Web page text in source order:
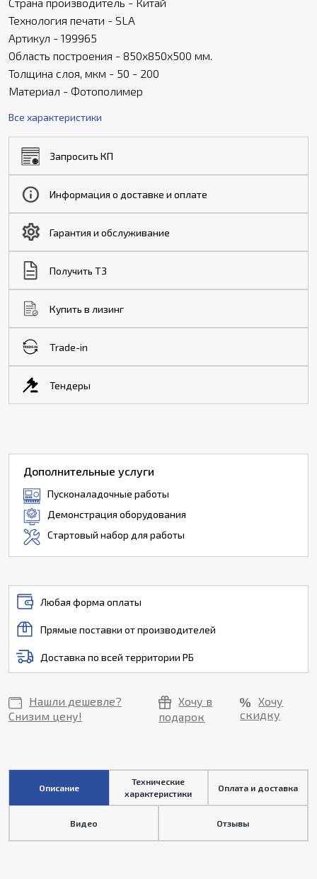
Технология печати - SLA
Артикул - 199965
Область построения - 850x850x500 мм.
Толщина слоя, мкм - 50 - 200
Материал - Фотополимер
Все характеристики
Запросить КП
Информация о доставке и оплате
Гарантия и обслуживание
Получить ТЗ
Купить в лизинг
Trade-in
Тендеры
Дополнительные услуги
Пусконаладочные работы
Демонстрация оборудования
Стартовый набор для работы
Любая форма оплаты
Прямые поставки от производителей
Доставка по всей территории РБ
Нашли дешевле?
Снизим цену!
Хочу в
подарок
Хочу
скидку
Описание
Технические
характеристики
Оплата и доставка
Видео Отзывы